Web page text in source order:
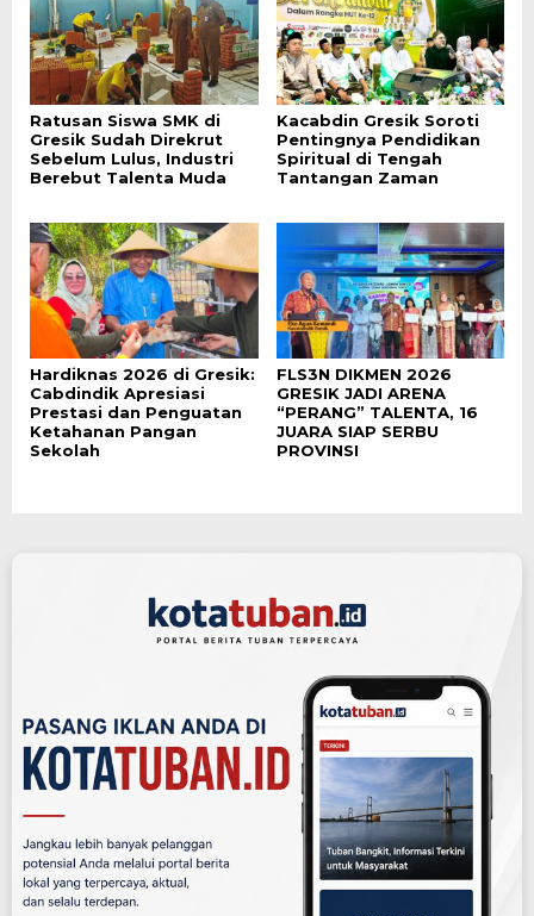
Ratusan Siswa SMK di
Gresik Sudah Direkrut
Sebelum Lulus, Industri
Berebut Talenta Muda
Kacabdin Gresik Soroti
Pentingnya Pendidikan
Spiritual di Tengah
Tantangan Zaman
Hardiknas 2026 di Gresik:
Cabdindik Apresiasi
Prestasi dan Penguatan
Ketahanan Pangan
Sekolah
FLS3N DIKMEN 2026
GRESIK JADI ARENA
“PERANG” TALENTA, 16
JUARA SIAP SERBU
PROVINSI